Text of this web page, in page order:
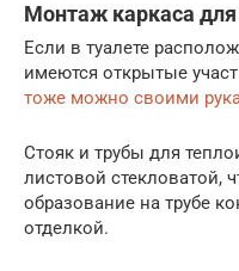
Монтаж каркаса для
Если в туалете
имеются открытые
тоже можно своими
Стояк и трубы для
листовой стекловатой,
образование на трубе
отделкой.